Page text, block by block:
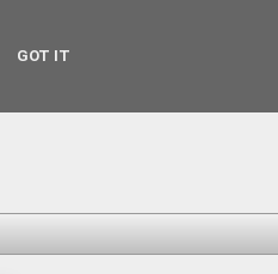
GOT IT